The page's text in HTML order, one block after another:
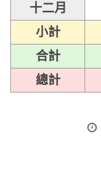
十二月
小計
合計
總計